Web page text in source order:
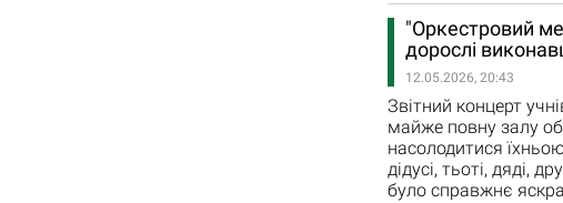
"Оркестровий
дорослі
12.05.2026, 20:43
Звітний концерт
майже повну залу
насолодитися
дідусі, тьоті, дяді,
було справжнє